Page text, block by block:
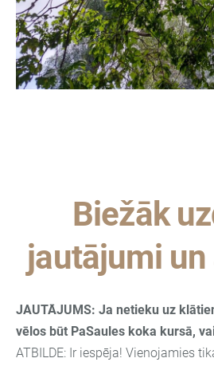
Biežāk
jautājumi
JAUTĀJUMS: Ja netieku uz
vēlos būt PaSaules koka kursā,
ATBILDE: Ir iespēja! Vienojamies